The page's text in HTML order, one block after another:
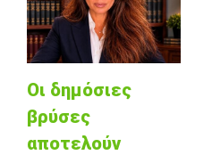
Οι δημόσιες
βρύσες
αποτελούν